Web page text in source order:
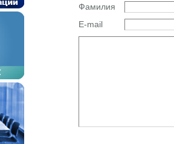
Фамилия
E-mail